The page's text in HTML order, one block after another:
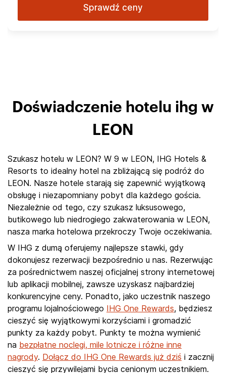
Sprawdź ceny
Doświadczenie hotelu ihg w
LEON
Szukasz hotelu w LEON? W 9 w LEON, IHG Hotels &
Resorts to idealny hotel na zbliżającą się podróż do
LEON. Nasze hotele starają się zapewnić wyjątkową
obsługę i niezapomniany pobyt dla każdego gościa.
Niezależnie od tego, czy szukasz luksusowego,
butikowego lub niedrogiego zakwaterowania w LEON,
nasza marka hotelowa przekroczy Twoje oczekiwania.
W IHG z dumą oferujemy najlepsze stawki, gdy
dokonujesz rezerwacji bezpośrednio u nas. Rezerwując
za pośrednictwem naszej oficjalnej strony internetowej
lub aplikacji mobilnej, zawsze uzyskasz najbardziej
konkurencyjne ceny. Ponadto, jako uczestnik naszego
programu lojalnościowego IHG One Rewards, będziesz
cieszyć się wyjątkowymi korzyściami i gromadzić
punkty za każdy pobyt. Punkty te można wymienić
na bezpłatne noclegi, mile lotnicze i różne inne
nagrody. Dołącz do IHG One Rewards już dziś i zacznij
cieszyć się przywilejami bycia cenionym uczestnikiem.